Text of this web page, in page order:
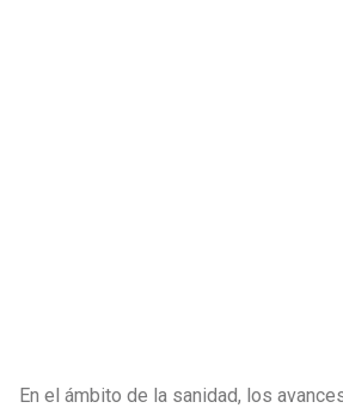
En el ámbito de la sanidad, los